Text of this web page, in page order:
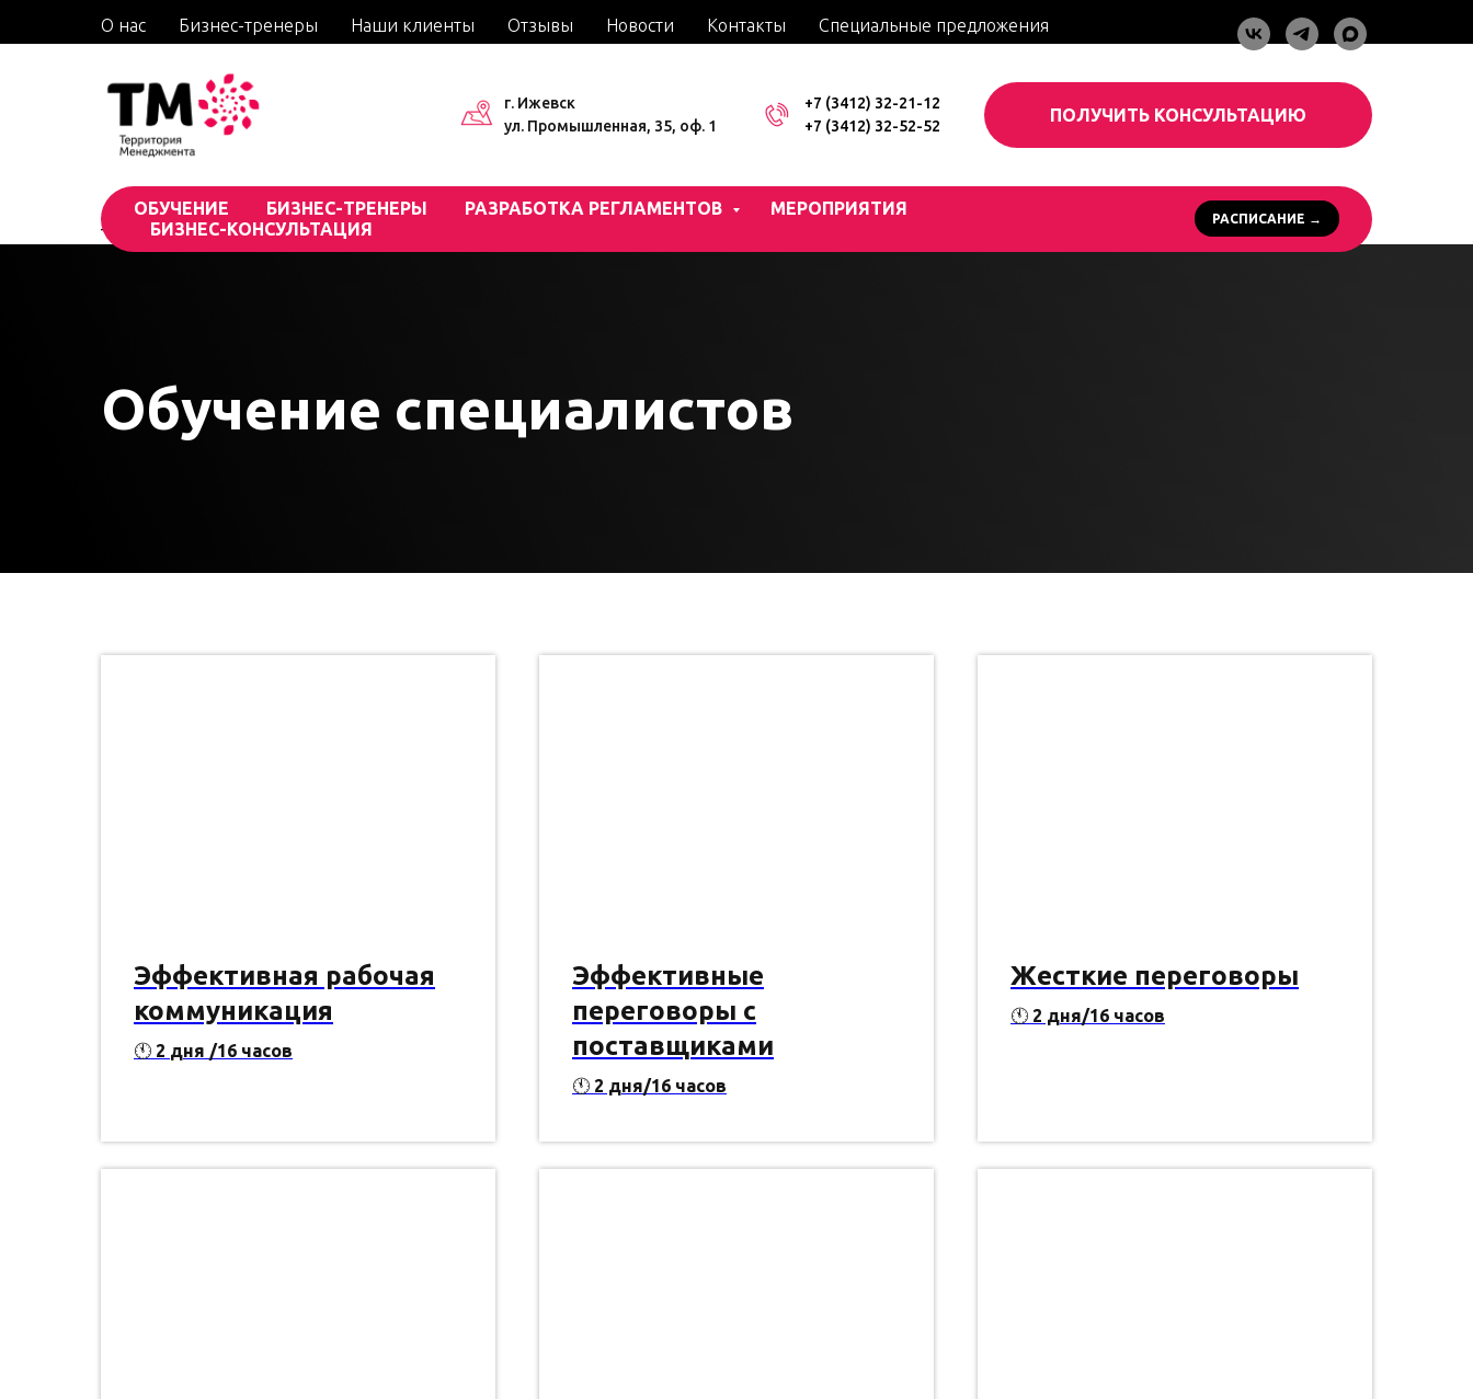
О нас Бизнес-тренеры Наши клиенты Отзывы Новости Контакты Специальные предложения
ОБУЧЕНИЕ БИЗНЕС-ТРЕНЕРЫ РАЗРАБОТКА РЕГЛАМЕНТОВ
МЕРОПРИЯТИЯ
БИЗНЕС-КОНСУЛЬТАЦИЯ
РАСПИСАНИЕ →
г. Ижевск
ул. Промышленная, 35, оф. 1
+7 (3412) 32-21-12
+7 (3412) 32-52-52
ПОЛУЧИТЬ КОНСУЛЬТАЦИЮ
— Главная / Обучение специалистов
Обучение специалистов
Эффективная рабочая
коммуникация
🕚 2 дня /16 часов
Эффективные
переговоры с
поставщиками
🕚 2 дня/16 часов
Жесткие переговоры
🕚 2 дня/16 часов